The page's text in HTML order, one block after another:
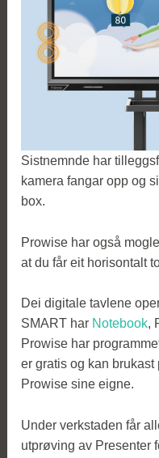
Sistnemnde har
kamera fangar opp og
box.
Prowise har også
at du får eit horisontalt
Dei digitale tavlene
SMART har Notebook,
Prowise har
er gratis og kan
Prowise sine eigne.
Under verkstaden får
utprøving av Presenter